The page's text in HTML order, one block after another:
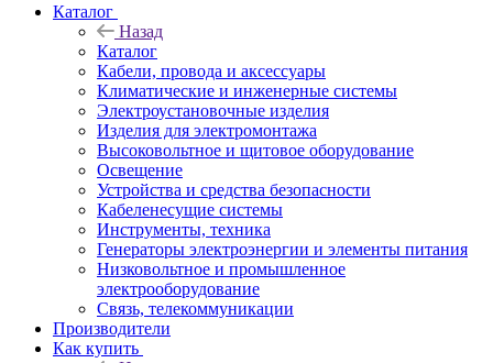
Каталог
Назад
Каталог
Кабели, провода и аксессуары
Климатические и инженерные системы
Электроустановочные изделия
Изделия для электромонтажа
Высоковольтное и щитовое оборудование
Освещение
Устройства и средства безопасности
Кабеленесущие системы
Инструменты, техника
Генераторы электроэнергии и элементы питания
Низковольтное и промышленное
электрооборудование
Связь, телекоммуникации
Производители
Как купить